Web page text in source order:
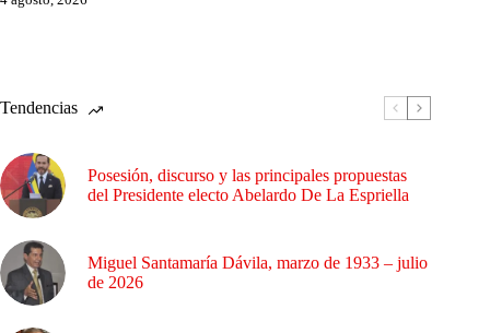
Tendencias
Posesión, discurso y las principales propuestas
del Presidente electo Abelardo De La Espriella
Miguel Santamaría Dávila, marzo de 1933 – julio
de 2026